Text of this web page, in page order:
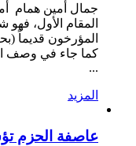
جمال أمين همام
المقام الأول،
المؤرخون قديماً
كما جاء في وصف
...
المزيد
عاصفة الحزم